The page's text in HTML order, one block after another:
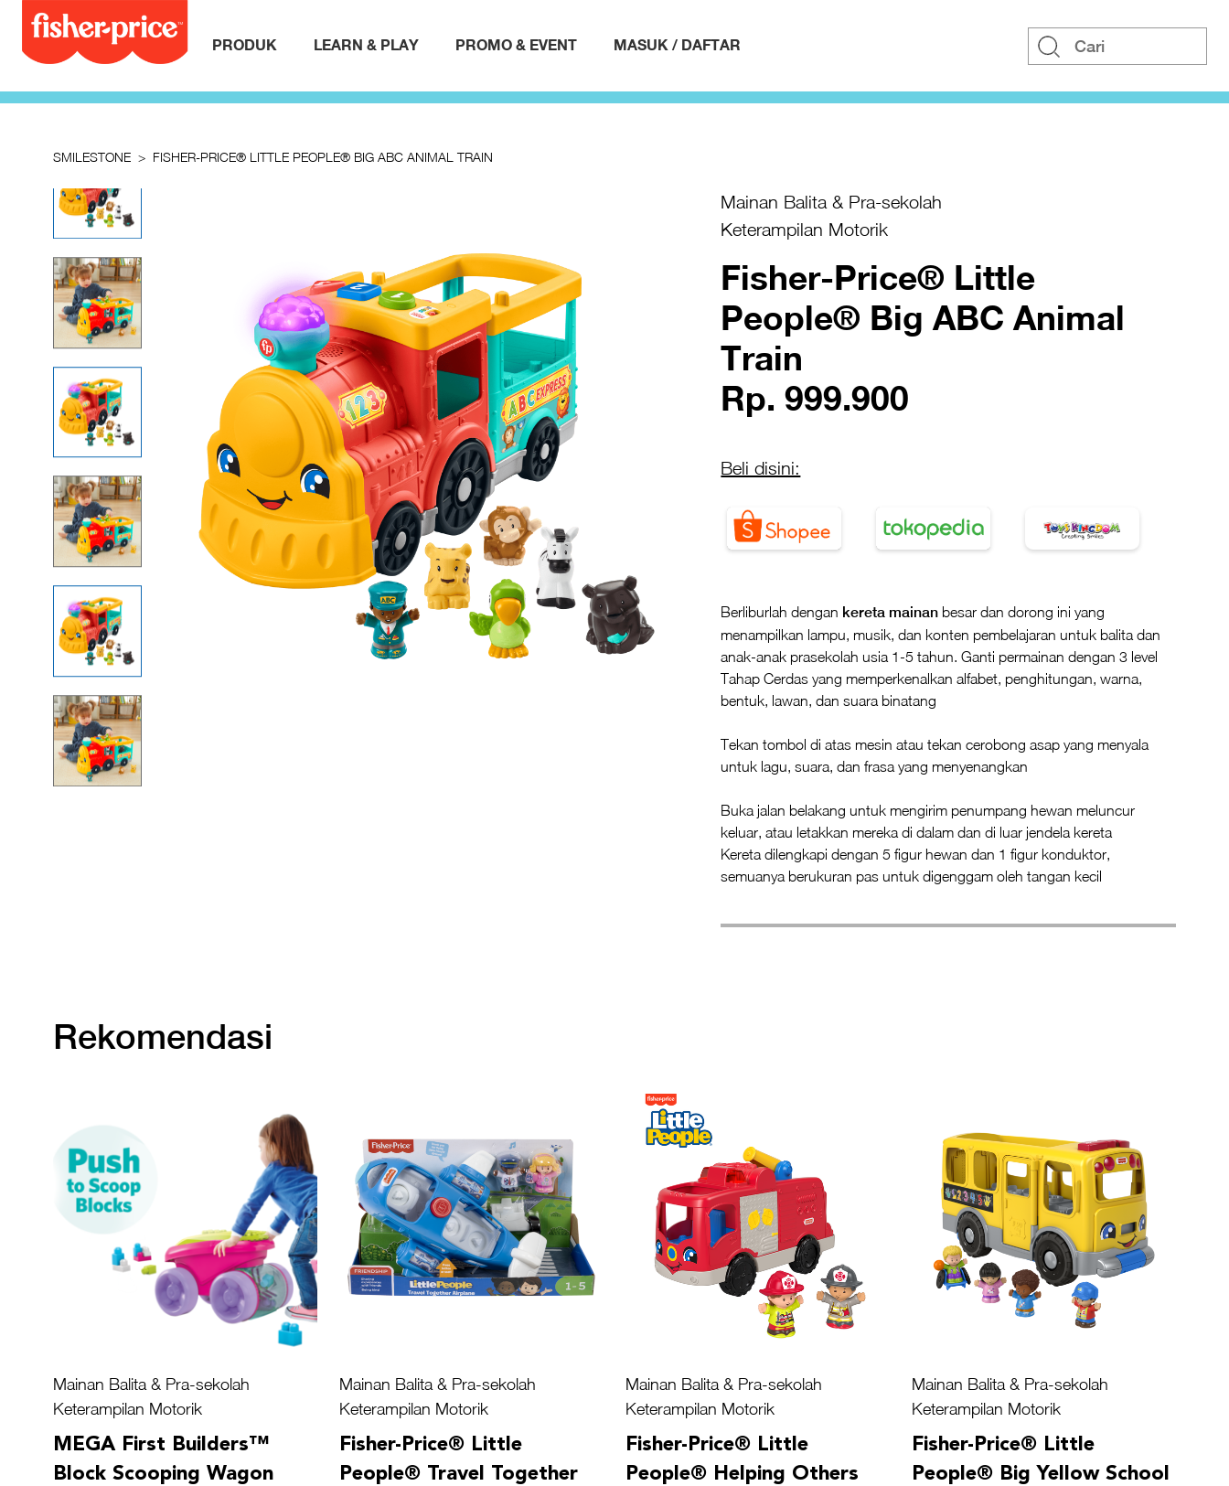
PRODUK LEARN & PLAY PROMO & EVENT MASUK / DAFTAR
SMILESTONE FISHER-PRICE® LITTLE PEOPLE® BIG ABC ANIMAL TRAIN
Mainan Balita & Pra-sekolah
Keterampilan Motorik
Fisher-Price® Little
People® Big ABC Animal
Train
Rp. 999.900
Beli disini:
Berliburlah dengan kereta mainan besar dan dorong ini yang
menampilkan lampu, musik, dan konten pembelajaran untuk balita dan
anak-anak prasekolah usia 1-5 tahun. Ganti permainan dengan 3 level
Tahap Cerdas yang memperkenalkan alfabet, penghitungan, warna,
bentuk, lawan, dan suara binatang
Tekan tombol di atas mesin atau tekan cerobong asap yang menyala
untuk lagu, suara, dan frasa yang menyenangkan
Buka jalan belakang untuk mengirim penumpang hewan meluncur
keluar, atau letakkan mereka di dalam dan di luar jendela kereta
Kereta dilengkapi dengan 5 figur hewan dan 1 figur konduktor,
semuanya berukuran pas untuk digenggam oleh tangan kecil
Rekomendasi
Mainan Balita & Pra-sekolah
Keterampilan Motorik
MEGA First Builders™
Block Scooping Wagon
Mainan Balita & Pra-sekolah
Keterampilan Motorik
Fisher-Price® Little
People® Travel Together
Mainan Balita & Pra-sekolah
Keterampilan Motorik
Fisher-Price® Little
People® Helping Others
Mainan Balita & Pra-sekolah
Keterampilan Motorik
Fisher-Price® Little
People® Big Yellow School